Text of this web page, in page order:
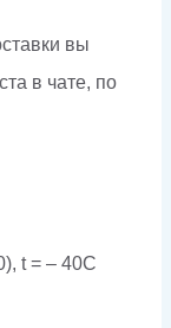
вы
в чате, по
t = – 40C